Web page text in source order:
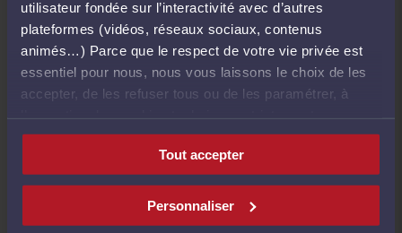
utilisateur fondée sur l’interactivité avec d’autres
plateformes (vidéos, réseaux sociaux, contenus
animés…) Parce que le respect de votre vie privée est
essentiel pour nous, nous vous laissons le choix de les
accepter, de les refuser tous ou de les paramétrer, à
nécessaires au fonctionnement du site.
Tout accepter
Personnaliser
d’amendement constitutionnel, à éviter toute
mesure susceptible d’affaiblir la confiance dans la
justice, et à garantir le respect de l’État de droit et
de l’indépendance judiciaire, avec le soutien de la
communauté internationale.
Cette résolution s’inscrit dans la continuité des
échanges entre le CNB et la BASL, notamment leur
futur Memorandum of Understanding sur la
défense des avocats et la solidarité pour l’État de
droit.